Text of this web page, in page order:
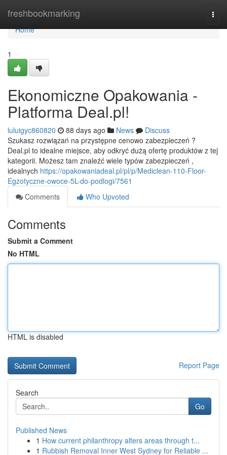
freshbookmarking
Home
Home
1
Ekonomiczne Opakowania -
Platforma Deal.pl!
luluigyc860820 88 days ago News
Discuss
Szukasz rozwiązań na przystępne cenowo zabezpieczeń ?
Deal.pl to idealne miejsce, aby odkryć dużą ofertę produktów z tej
kategorii. Możesz tam znaleźć wiele typów zabezpieczeń ,
idealnych https://opakowaniadeal.pl/pl/p/Mediclean-110-Floor-
Egzotyczne-owoce-5L-do-podlogi/7561
Comments
Who Upvoted
Comments
Submit a Comment
No HTML
HTML is disabled
Report Page
Search
Go
Published News
1 How current philanthropy alters areas through t...
1 Rubbish Removal Inner West Sydney for Reliable ...